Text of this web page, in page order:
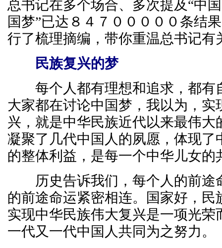
总书记在多个场合、多次提及“中
国梦”已达８４７０００００条结
行了梳理摘编，带你重温总书记有
民族复兴的梦
每个人都有理想和追求，都有
大家都在讨论中国梦，我以为，实
兴，就是中华民族近代以来最伟大
凝聚了几代中国人的夙愿，体现了
的整体利益，是每一个中华儿女的
历史告诉我们，每个人的前途
的前途命运紧密相连。国家好，民
实现中华民族伟大复兴是一项光荣
一代又一代中国人共同为之努力。